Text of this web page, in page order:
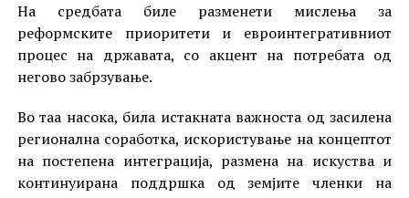
На средбата биле разменети мислења за
реформските приоритети и евроинтегративниот
процес на државата, со акцент на потребата од
негово забрзување.
Во таа насока, била истакната важноста од засилена
регионална соработка, искористување на концептот
на постепена интеграција, размена на искуства и
континуирана поддршка од земјите членки на